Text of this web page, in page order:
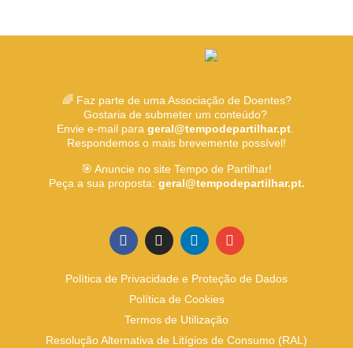
🌈 Faz parte de uma Associação de Doentes?
Gostaria de submeter um conteúdo?
Envie e-mail para geral@tempodepartilhar.pt.
Respondemos o mais brevemente possível!
🎯 Anuncie no site Tempo de Partilhar!
Peça a sua proposta: geral@tempodepartilhar.pt.
Política de Privacidade e Proteção de Dados
Política de Cookies
Termos de Utilização
Resolução Alternativa de Litígios de Consumo (RAL)